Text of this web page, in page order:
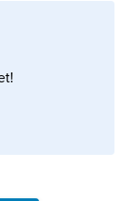
inte finns